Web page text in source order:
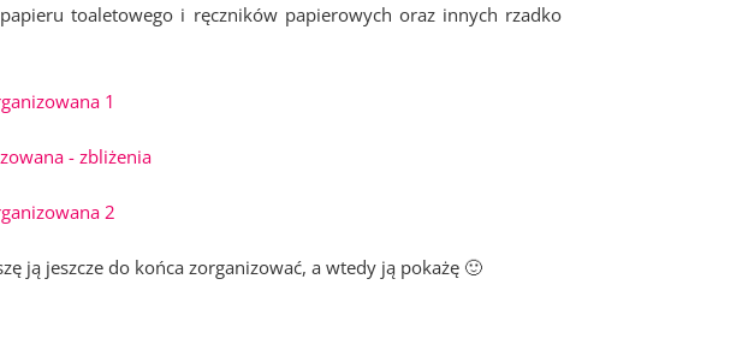
toaletowego i ręczników papierowych oraz innych rzadko
ją jeszcze do końca zorganizować, a wtedy ją pokażę 🙂